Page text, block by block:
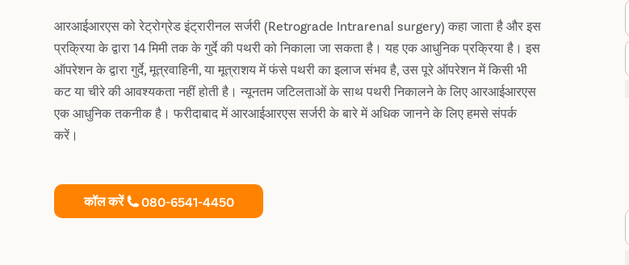
आरआईआरएस को रेट्रोग्रेड इंट्रारीनल सर्जरी (Retrograde Intrarenal surgery) कहा जाता है और इस
प्रक्रिया के द्वारा 14 मिमी तक के गुर्दे की पथरी को निकाला जा सकता है। यह एक आधुनिक प्रक्रिया है। इस
ऑपरेशन के द्वारा गुर्दे, मूत्रवाहिनी, या मूत्राशय में फंसे पथरी का इलाज संभव है, उस पूरे ऑपरेशन में किसी भी
कट या चीरे की आवश्यकता नहीं होती है। न्यूनतम जटिलताओं के साथ पथरी निकालने के लिए आरआईआरएस
एक आधुनिक तकनीक है। फरीदाबाद में आरआईआरएस सर्जरी के बारे में अधिक जानने के लिए हमसे संपर्क
करें।
कॉल करें 080-6541-4450